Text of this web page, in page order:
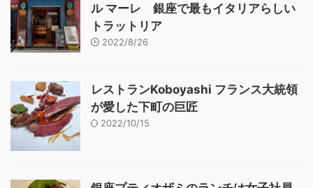
ル マーレ 銀座で最もイタリアらしい
トラットリア
2022/8/26
レストランKoboyashi フランス大統領
が愛した下町の巨匠
2022/10/15